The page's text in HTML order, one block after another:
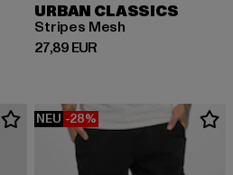
19,99 EUR
URBAN CLASSICS
Stripes Mesh
27,89 EUR
Derzeitiger Preis: 27,89 EUR
NEU -28%